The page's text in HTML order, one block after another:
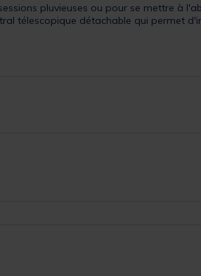
pluvieuses ou pour se mettre à
télescopique détachable qui permet